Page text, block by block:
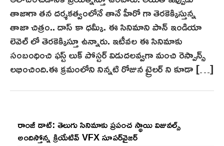
తాజాగా తన దర్శకత్వంలోనే తానే హీరో గా తెరకెక్కిస్తున్న
తాజా చిత్రం.. దాస్ కా ధమ్కీ. ఈ సినిమాని పాన్ ఇండియా
లెవెల్ లో తెరకెక్కిస్తూ ఉన్నారు. ఇటీవల ఈ సినిమాకు
సంబంధించి ఫస్ట్ లుక్ పోస్టర్ విడుదలవ్వగా మంచి రెస్పాన్స్
లభించింది.ఈ క్రమంలోని నిన్నటి రోజున ట్రైలర్ ని కూడా […]
రాంజీ డాట్: తెలుగు సినిమాకు ప్రపంచ స్థాయి విజువల్స్
అందిస్తోన్న క్రియేటివ్ VFX సూపర్‌వైజర్